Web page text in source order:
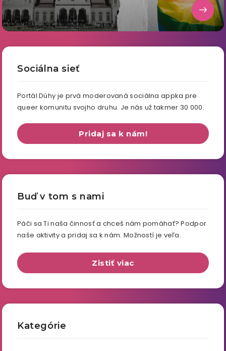
Sociálna sieť
Portál Dúhy je prvá moderovaná sociálna appka pre
queer komunitu svojho druhu. Je nás už takmer 30 000.
Pridaj sa k nám!
Buď v tom s nami
Páči sa Ti naša činnosť a chceš nám pomáhať? Podpor
naše aktivity a pridaj sa k nám. Možností je veľa.
Zistiť viac
Kategórie